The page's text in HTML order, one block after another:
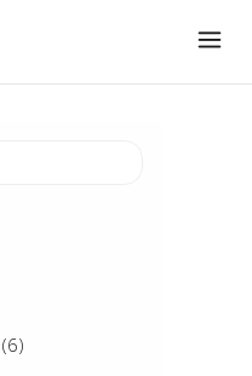
(6)